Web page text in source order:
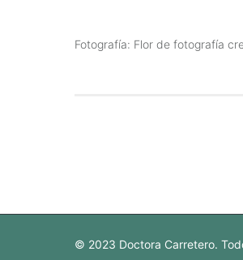
Fotografía: Flor de fotografía
© 2023 Doctora Carretero.